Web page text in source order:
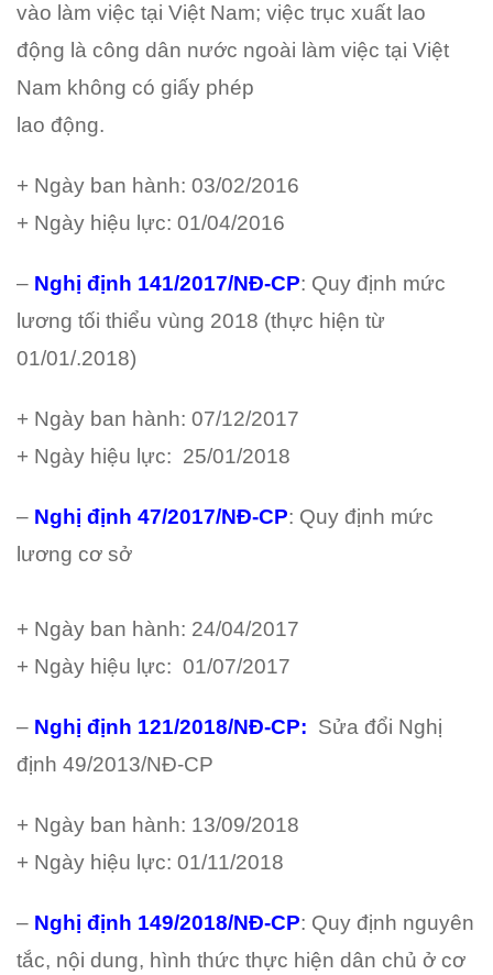
vào làm việc tại Việt Nam; việc trục xuất lao
động là công dân nước ngoài làm việc tại Việt
Nam không có giấy phép
lao động.
+ Ngày ban hành: 03/02/2016
+ Ngày hiệu lực: 01/04/2016
– Nghị định 141/2017/NĐ-CP: Quy định mức
lương tối thiểu vùng 2018 (thực hiện từ
01/01/.2018)
+ Ngày ban hành: 07/12/2017
+ Ngày hiệu lực: 25/01/2018
– Nghị định 47/2017/NĐ-CP: Quy định mức
lương cơ sở
+ Ngày ban hành: 24/04/2017
+ Ngày hiệu lực: 01/07/2017
– Nghị định 121/2018/NĐ-CP: Sửa đổi Nghị
định 49/2013/NĐ-CP
+ Ngày ban hành: 13/09/2018
+ Ngày hiệu lực: 01/11/2018
– Nghị định 149/2018/NĐ-CP: Quy định nguyên
tắc, nội dung, hình thức thực hiện dân chủ ở cơ